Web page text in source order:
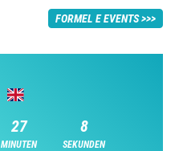
FORMEL E EVENTS
27
MINUTEN
7
SEKUNDEN